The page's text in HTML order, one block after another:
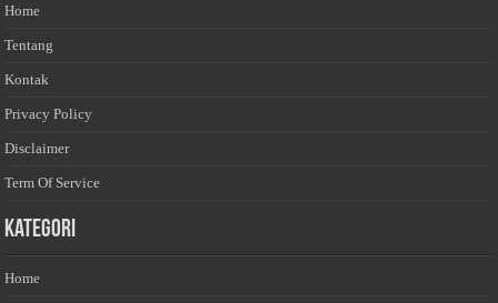
Home
Tentang
Kontak
Privacy Policy
Disclaimer
Term Of Service
Kategori
Home